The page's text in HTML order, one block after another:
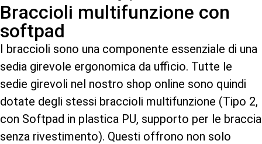
Braccioli multifunzione con
softpad
I braccioli sono una componente essenziale di una
sedia girevole ergonomica da ufficio. Tutte le
sedie girevoli nel nostro shop online sono quindi
dotate degli stessi braccioli multifunzione (Tipo 2,
con Softpad in plastica PU, supporto per le braccia
senza rivestimento). Questi offrono non solo